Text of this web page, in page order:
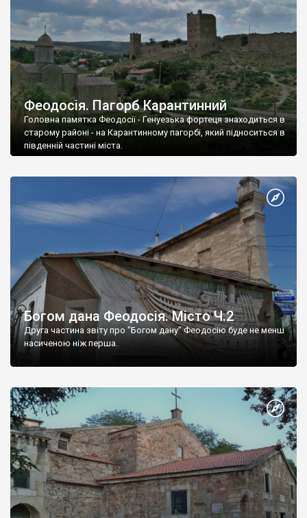
Феодосія. Пагорб Карантинний
Головна памятка Феодосії - Генуезька фортеця знаходиться в
старому районі - на Карантинному пагорбі, який підноситься в
південній частині міста.
Богом дана Феодосія. Місто Ч.2
Друга частина звіту про "Богом дану" Феодосію буде не менш
насиченою ніж перша.